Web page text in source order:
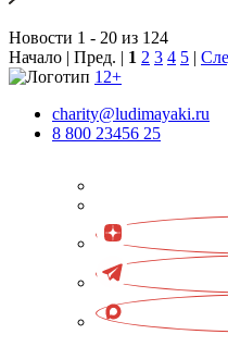
Новости 1 - 20 из 124
Начало | Пред. | 1 2 3 4 5 |
12+
charity@ludimayaki.ru
8 800 23456 25